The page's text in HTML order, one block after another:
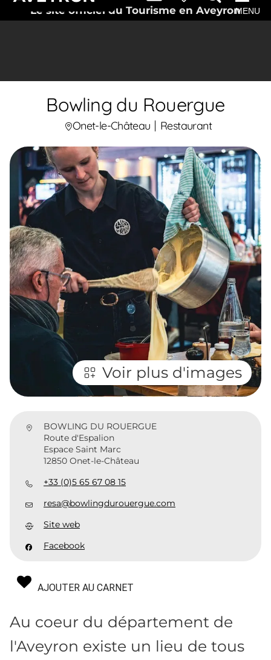
Le site officiel du Tourisme en AveyronMENU
Bowling du Rouergue
Onet-le-Château Restaurant
Voir plus d'images
BOWLING DU ROUERGUE
Route d'Espalion
Espace Saint Marc
12850 Onet-le-Château
+33 (0)5 65 67 08 15
resa@bowlingdurouergue.com
Site web
Facebook
AJOUTER AU CARNET
Au coeur du département de
l'Aveyron existe un lieu de tous